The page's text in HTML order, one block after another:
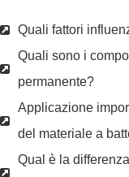
Quali fattori
Quali sono i
permanente?
Applicazione
del materiale a
Qual è la